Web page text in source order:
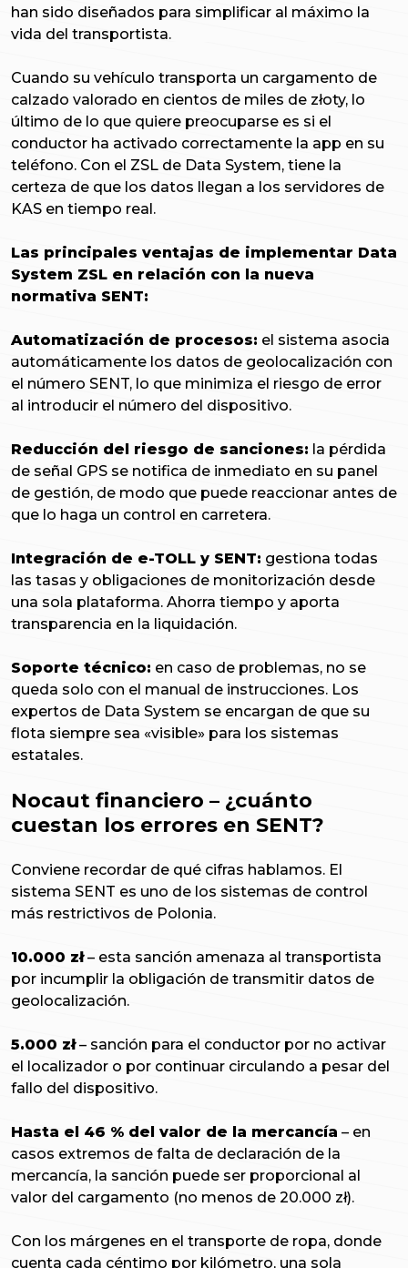
han sido diseñados para simplificar al máximo la
vida del transportista.
Cuando su vehículo transporta un cargamento de
calzado valorado en cientos de miles de złoty, lo
último de lo que quiere preocuparse es si el
conductor ha activado correctamente la app en su
teléfono. Con el ZSL de Data System, tiene la
certeza de que los datos llegan a los servidores de
KAS en tiempo real.
Las principales ventajas de implementar Data
System ZSL en relación con la nueva
normativa SENT:
Automatización de procesos: el sistema asocia
automáticamente los datos de geolocalización con
el número SENT, lo que minimiza el riesgo de error
al introducir el número del dispositivo.
Reducción del riesgo de sanciones: la pérdida
de señal GPS se notifica de inmediato en su panel
de gestión, de modo que puede reaccionar antes de
que lo haga un control en carretera.
Integración de e-TOLL y SENT: gestiona todas
las tasas y obligaciones de monitorización desde
una sola plataforma. Ahorra tiempo y aporta
transparencia en la liquidación.
Soporte técnico: en caso de problemas, no se
queda solo con el manual de instrucciones. Los
expertos de Data System se encargan de que su
flota siempre sea «visible» para los sistemas
estatales.
Nocaut financiero – ¿cuánto
cuestan los errores en SENT?
Conviene recordar de qué cifras hablamos. El
sistema SENT es uno de los sistemas de control
más restrictivos de Polonia.
10.000 zł– esta sanción amenaza al transportista
por incumplir la obligación de transmitir datos de
geolocalización.
5.000 zł– sanción para el conductor por no activar
el localizador o por continuar circulando a pesar del
fallo del dispositivo.
Hasta el 46 % del valor de la mercancía – en
casos extremos de falta de declaración de la
mercancía, la sanción puede ser proporcional al
valor del cargamento (no menos de 20.000 zł).
Con los márgenes en el transporte de ropa, donde
cuenta cada céntimo por kilómetro, una sola